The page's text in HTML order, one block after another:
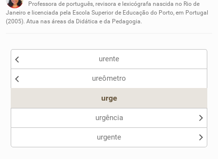
Professora de português, revisora e lexicógrafa nascida no Rio de
Janeiro e licenciada pela Escola Superior de Educação do Porto, em Portugal
(2005). Atua nas áreas da Didática e da Pedagogia.
urente
ureômetro
urge
urgência
urgente